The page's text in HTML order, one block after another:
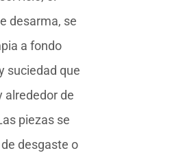
desarma, se
a fondo
suciedad que
alrededor de
piezas se
desgaste o